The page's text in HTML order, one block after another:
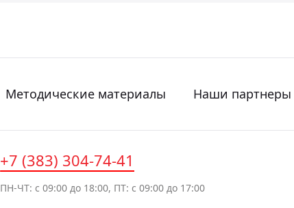
Методические материалы Наши партнеры
+7 (383) 304-74-41
ПН-ЧТ: с 09:00 до 18:00, ПТ: с 09:00 до 17:00